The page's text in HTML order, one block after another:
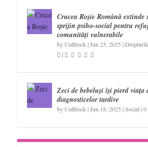
Crucea Roșie Română extinde
sprijin psiho-social pentru
comunități vulnerabile
byUnBlock |Jun 25, 2025 |
|
Zeci de bebeluși își pierd viața
diagnosticelor tardive
byUnBlock |Jun 18, 2025 |Social |0